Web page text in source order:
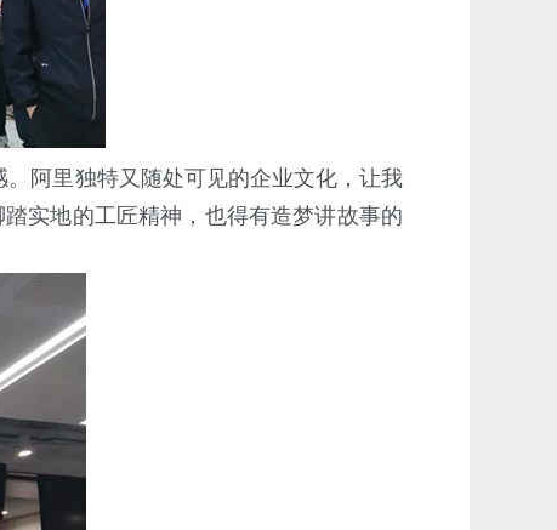
阿里独特又随处可见的企业文化，让我
实地的工匠精神，也得有造梦讲故事的